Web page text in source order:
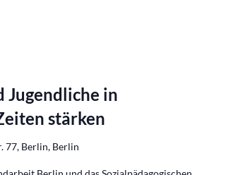
Jugendliche in
stärken
77, Berlin, Berlin